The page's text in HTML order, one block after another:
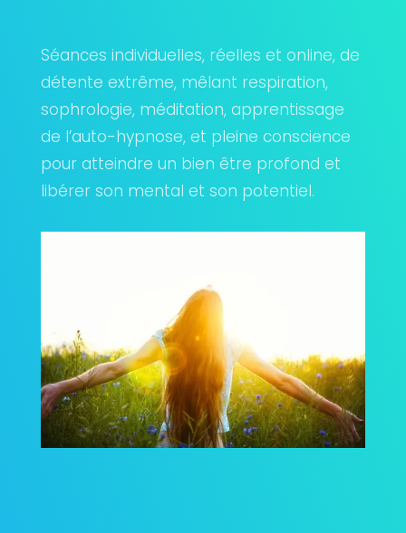
Séances individuelles, réelles et online, de
détente extrême, mêlant respiration,
sophrologie, méditation, apprentissage
de l’auto-hypnose, et pleine conscience
pour atteindre un bien être profond et
libérer son mental et son potentiel.